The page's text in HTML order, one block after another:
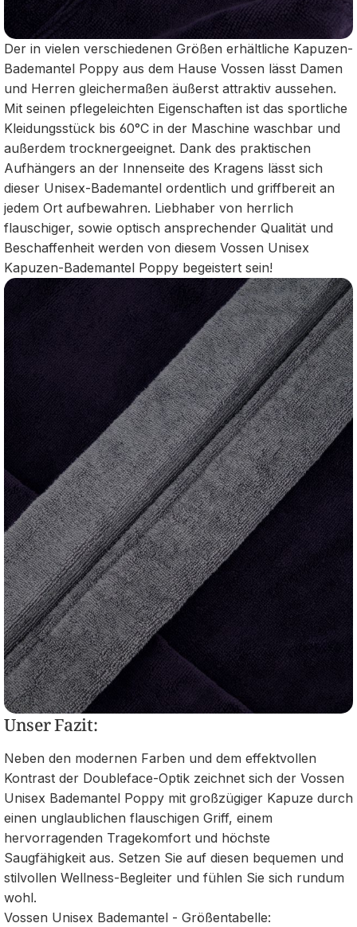
Der in vielen verschiedenen Größen erhältliche Kapuzen-
Bademantel Poppy aus dem Hause Vossen lässt Damen
und Herren gleichermaßen äußerst attraktiv aussehen.
Mit seinen pflegeleichten Eigenschaften ist das sportliche
Kleidungsstück bis 60°C in der Maschine waschbar und
außerdem trocknergeeignet. Dank des praktischen
Aufhängers an der Innenseite des Kragens lässt sich
dieser Unisex-Bademantel ordentlich und griffbereit an
jedem Ort aufbewahren. Liebhaber von herrlich
flauschiger, sowie optisch ansprechender Qualität und
Beschaffenheit werden von diesem Vossen Unisex
Kapuzen-Bademantel Poppy begeistert sein!
Unser Fazit:
Neben den modernen Farben und dem effektvollen
Kontrast der Doubleface-Optik zeichnet sich der Vossen
Unisex Bademantel Poppy mit großzügiger Kapuze durch
einen unglaublichen flauschigen Griff, einem
hervorragenden Tragekomfort und höchste
Saugfähigkeit aus. Setzen Sie auf diesen bequemen und
stilvollen Wellness-Begleiter und fühlen Sie sich rundum
wohl.
Vossen Unisex Bademantel - Größentabelle: